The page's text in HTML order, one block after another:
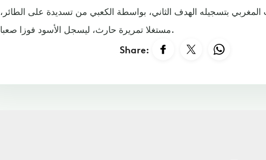
بتسجيله الهدف الثاني، بواسطة الكعبي من تسديدة على الطائر،
مستغلا تمريرة حارث، ليسجل الأسود فوزا صعبا.
Share: